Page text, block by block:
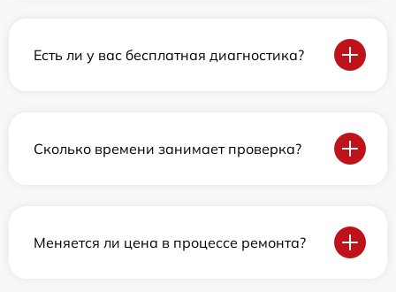
Есть ли у вас бесплатная диагностика?
Сколько времени занимает проверка?
Меняется ли цена в процессе ремонта?